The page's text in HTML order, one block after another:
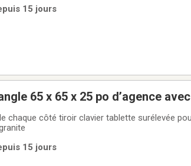
15 jours
65 x 65 x 25 po d’agence
pour le moniteur Meuble
15 jours